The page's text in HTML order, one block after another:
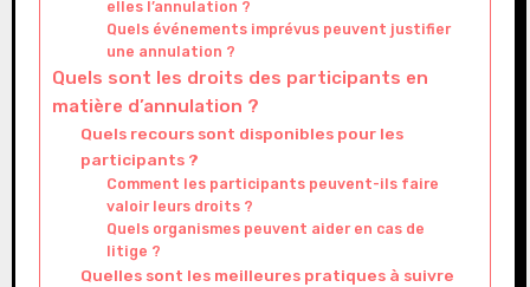
elles l’annulation ?
Quels événements imprévus peuvent justifier
une annulation ?
Quels sont les droits des participants en
matière d’annulation ?
Quels recours sont disponibles pour les
participants ?
Comment les participants peuvent-ils faire
valoir leurs droits ?
Quels organismes peuvent aider en cas de
litige ?
Quelles sont les meilleures pratiques à suivre